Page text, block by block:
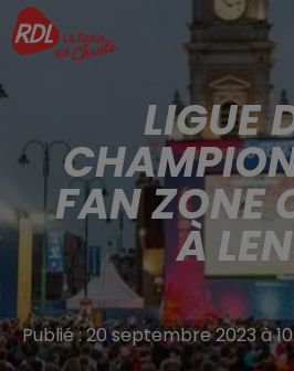
LIGUE
FAN ZONE
À
Publié : 20 septembre 2023 à